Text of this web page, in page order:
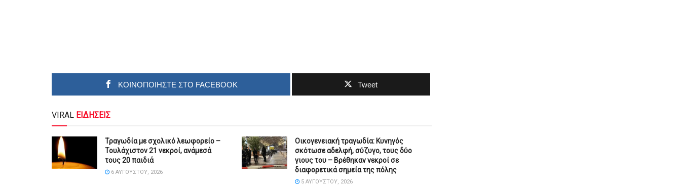
ΚΟΙΝΟΠΟΙΗΣΤΕ ΣΤΟ FACEBOOK Tweet
VIRAL ΕΙΔΗΣΕΙΣ
Τραγωδία με σχολικό λεωφορείο –
Τουλάχιστον 21 νεκροί, ανάμεσά
τους 20 παιδιά
6 ΑΥΓΟΎΣΤΟΥ, 2026
Οικογενειακή τραγωδία: Κυνηγός
σκότωσε αδελφή, σύζυγο, τους δύο
γιους του – Βρέθηκαν νεκροί σε
διαφορετικά σημεία της πόλης
5 ΑΥΓΟΎΣΤΟΥ, 2026